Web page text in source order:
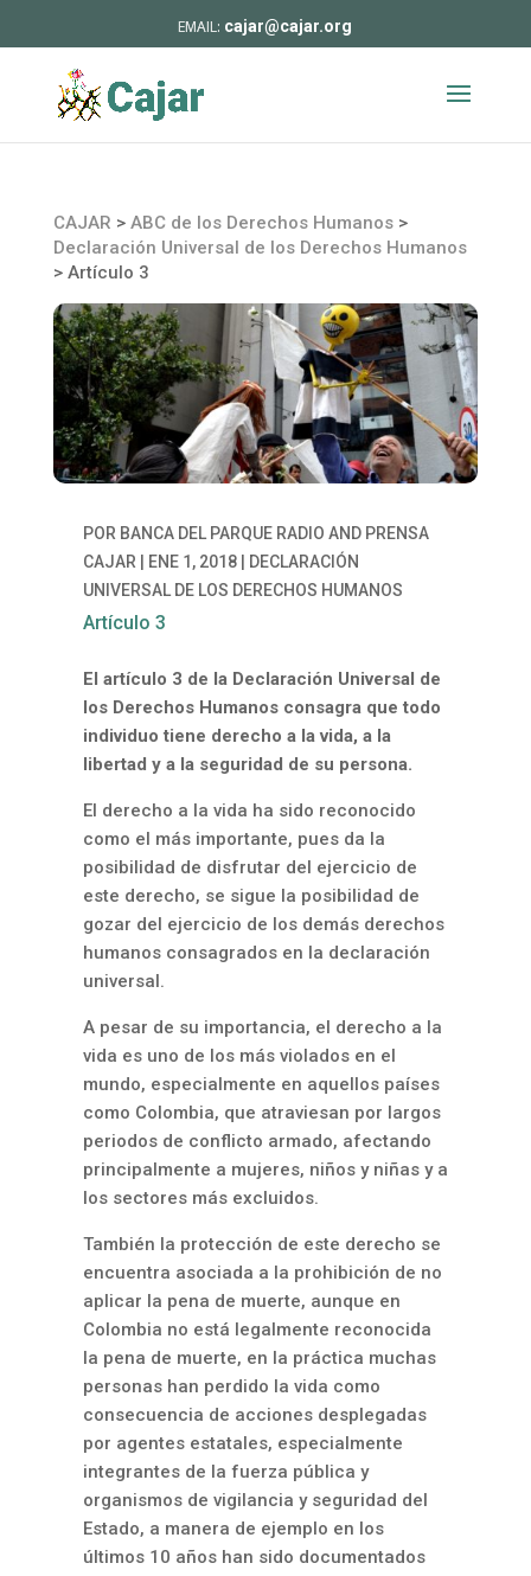
cajar@cajar.org
CAJAR > ABC de los Derechos Humanos>
Declaración Universal de los Derechos Humanos
> Artículo 3
POR BANCA DEL PARQUE RADIO AND PRENSA
CAJAR | ENE 1, 2018| DECLARACIÓN
UNIVERSAL DE LOS DERECHOS HUMANOS
Artículo 3
El artículo 3 de la Declaración Universal de
los Derechos Humanos consagra que todo
individuo tiene derecho a la vida, a la
libertad y a la seguridad de su persona.
El derecho a la vida ha sido reconocido
como el más importante, pues da la
posibilidad de disfrutar del ejercicio de
este derecho, se sigue la posibilidad de
gozar del ejercicio de los demás derechos
humanos consagrados en la declaración
universal.
A pesar de su importancia, el derecho a la
vida es uno de los más violados en el
mundo, especialmente en aquellos países
como Colombia, que atraviesan por largos
periodos de conflicto armado, afectando
principalmente a mujeres, niños y niñas y a
los sectores más excluidos.
También la protección de este derecho se
encuentra asociada a la prohibición de no
aplicar la pena de muerte, aunque en
Colombia no está legalmente reconocida
la pena de muerte, en la práctica muchas
personas han perdido la vida como
consecuencia de acciones desplegadas
por agentes estatales, especialmente
integrantes de la fuerza pública y
organismos de vigilancia y seguridad del
Estado, a manera de ejemplo en los
últimos 10 años han sido documentados